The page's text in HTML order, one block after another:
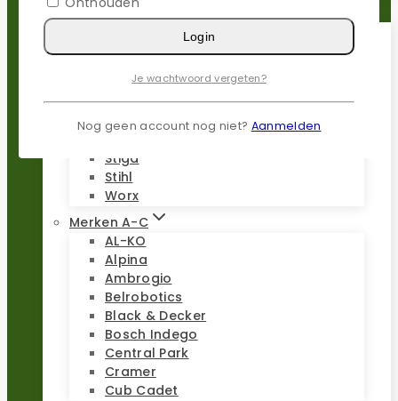
Reparatie sets
Gardena
Husqvarna
Kress
Stiga
Stihl
Worx
Merken A-C
AL-KO
Alpina
Ambrogio
Belrobotics
Black & Decker
Bosch Indego
Central Park
Cramer
Cub Cadet
Login
Je wachtwoord vergeten?
Nog geen account nog niet? Aanmelden